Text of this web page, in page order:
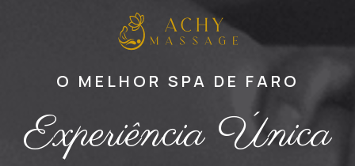
O MELHOR SPA DE FARO
Experiência Única